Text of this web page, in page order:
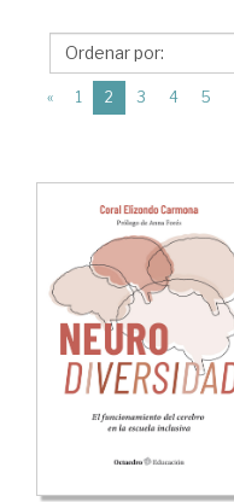
Ediciones
Octaedro
« 1 2 (current)
3 4 5